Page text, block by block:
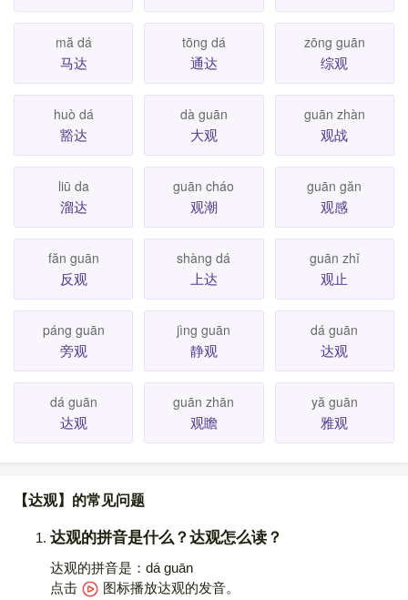
mă dá
马达
tōng dá
通达
zōng guān
综观
huò dá
豁达
dà guān
大观
guān zhàn
观战
liū da
溜达
guān cháo
观潮
guān găn
观感
făn guān
反观
shàng dá
上达
guān zhǐ
观止
páng guān
旁观
jìng guān
静观
dá guān
达观
dá guān
达观
guān zhān
观瞻
yă guān
雅观
【达观】的常见问题
达观的拼音是什么？达观怎么读？
达观的拼音是：dá guān
点击
图标播放达观的发音。